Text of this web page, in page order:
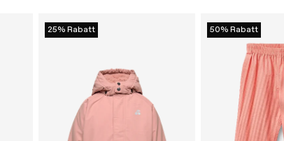
25% Rabatt 50% Rabatt